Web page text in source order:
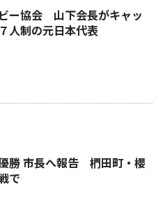
ー協会 山下会長がキャッ
人制の元日本代表
勝 市長へ報告 椚田町・櫻
で